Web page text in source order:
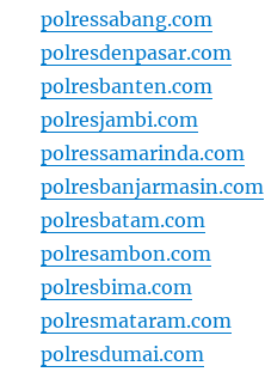
polressabang.com
polresdenpasar.com
polresbanten.com
polresjambi.com
polressamarinda.com
polresbanjarmasin.com
polresbatam.com
polresambon.com
polresbima.com
polresmataram.com
polresdumai.com